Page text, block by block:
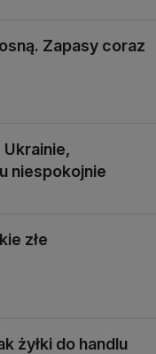
Zapasy coraz
niespokojnie
złe
żyłki do handlu